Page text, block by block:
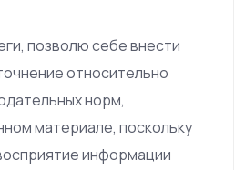
позволю себе внести
относительно
норм,
материале, поскольку
информации